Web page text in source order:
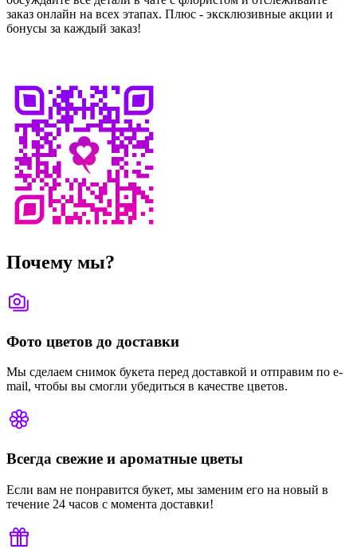
заказ онлайн на всех этапах. Плюс - эксклюзивные акции и
бонусы за каждый заказ!
Почему мы?
Фото цветов до доставки
Мы сделаем снимок букета перед доставкой и отправим по e-
mail, чтобы вы смогли убедиться в качестве цветов.
Всегда свежие и ароматные цветы
Если вам не понравится букет, мы заменим его на новый в
течение 24 часов с момента доставки!